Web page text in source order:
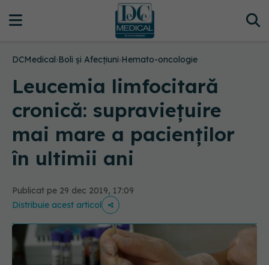
DCMedical›Boli și Afecțiuni›Hemato-oncologie
Leucemia limfocitară
cronică: supraviețuire
mai mare a pacienților
în ultimii ani
Publicat pe 29 dec 2019, 17:09
Distribuie acest articol